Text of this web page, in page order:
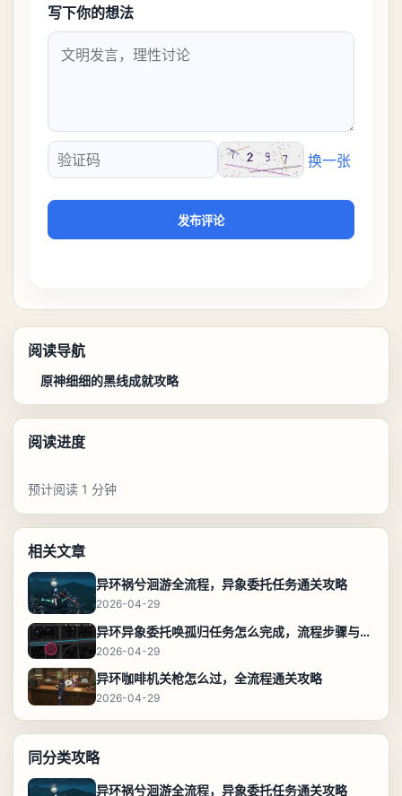
写下你的想法
验证码
换一张
发布评论
阅读导航
原神细细的黑线成就攻略
阅读进度
预计阅读 1 分钟
相关文章
异环祸兮洄游全流程，异象委托任务通关攻略
2026-04-29
异环异象委托唤孤归任务怎么完成，流程步骤与位置攻略
2026-04-29
异环咖啡机关枪怎么过，全流程通关攻略
2026-04-29
同分类攻略
异环祸兮洄游全流程，异象委托任务通关攻略